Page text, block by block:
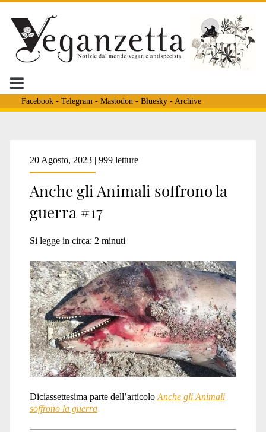
Facebook- Telegram - Mastodon - Bluesky- Archive
Tag:
<span>War
Wildlife</span>
20 Agosto, 2023 | 999 letture
Anche gli Animali soffrono la
guerra #17
Si legge in circa: 2 minuti
Diciassettesima parte dell’articolo Anche gli Animali
soffrono la guerra